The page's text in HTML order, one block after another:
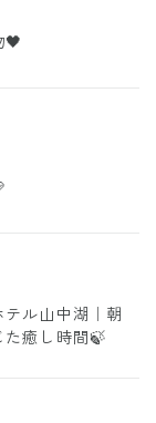
🖤
ル山中湖｜朝
癒し時間🍃